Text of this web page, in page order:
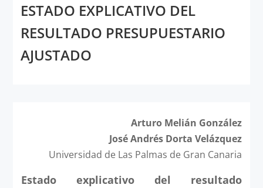
ESTADO EXPLICATIVO DEL
RESULTADO PRESUPUESTARIO
AJUSTADO
Arturo Melián González
José Andrés Dorta Velázquez
Universidad de Las Palmas de Gran Canaria
Estado explicativo del resultado